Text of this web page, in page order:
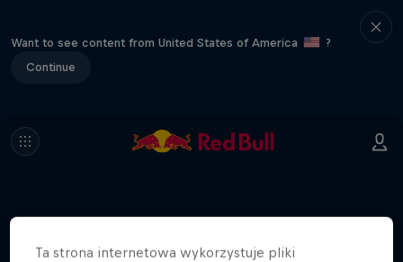
Want to see content from United States of America
?
Continue
Więcej podobnych
Ta strona internetowa wykorzystuje pliki